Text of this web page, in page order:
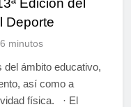
Deporte
6 minutos
del ámbito educativo,
así como a
física. · El